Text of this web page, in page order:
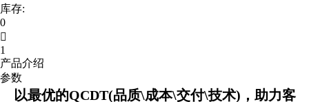
库存:
0

1
产品介绍
参数
以最优的QCDT(品质\成本\交付\技术)，助力客